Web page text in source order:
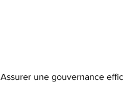
Assurer une gouvernance